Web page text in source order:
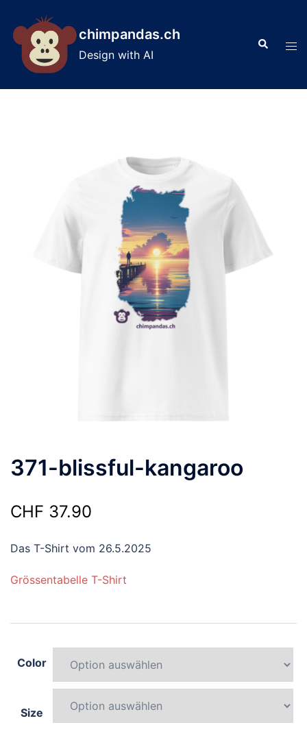
content
chimpandas.ch
Design with AI
Search
371-blissful-kangaroo
CHF 37.90
Das T-Shirt vom 26.5.2025
Grössentabelle T-Shirt
Color
Size